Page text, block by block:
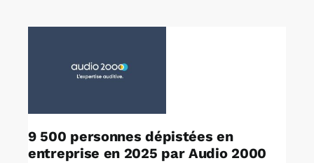
9 500 personnes dépistées en
entreprise en 2025 par Audio 2000